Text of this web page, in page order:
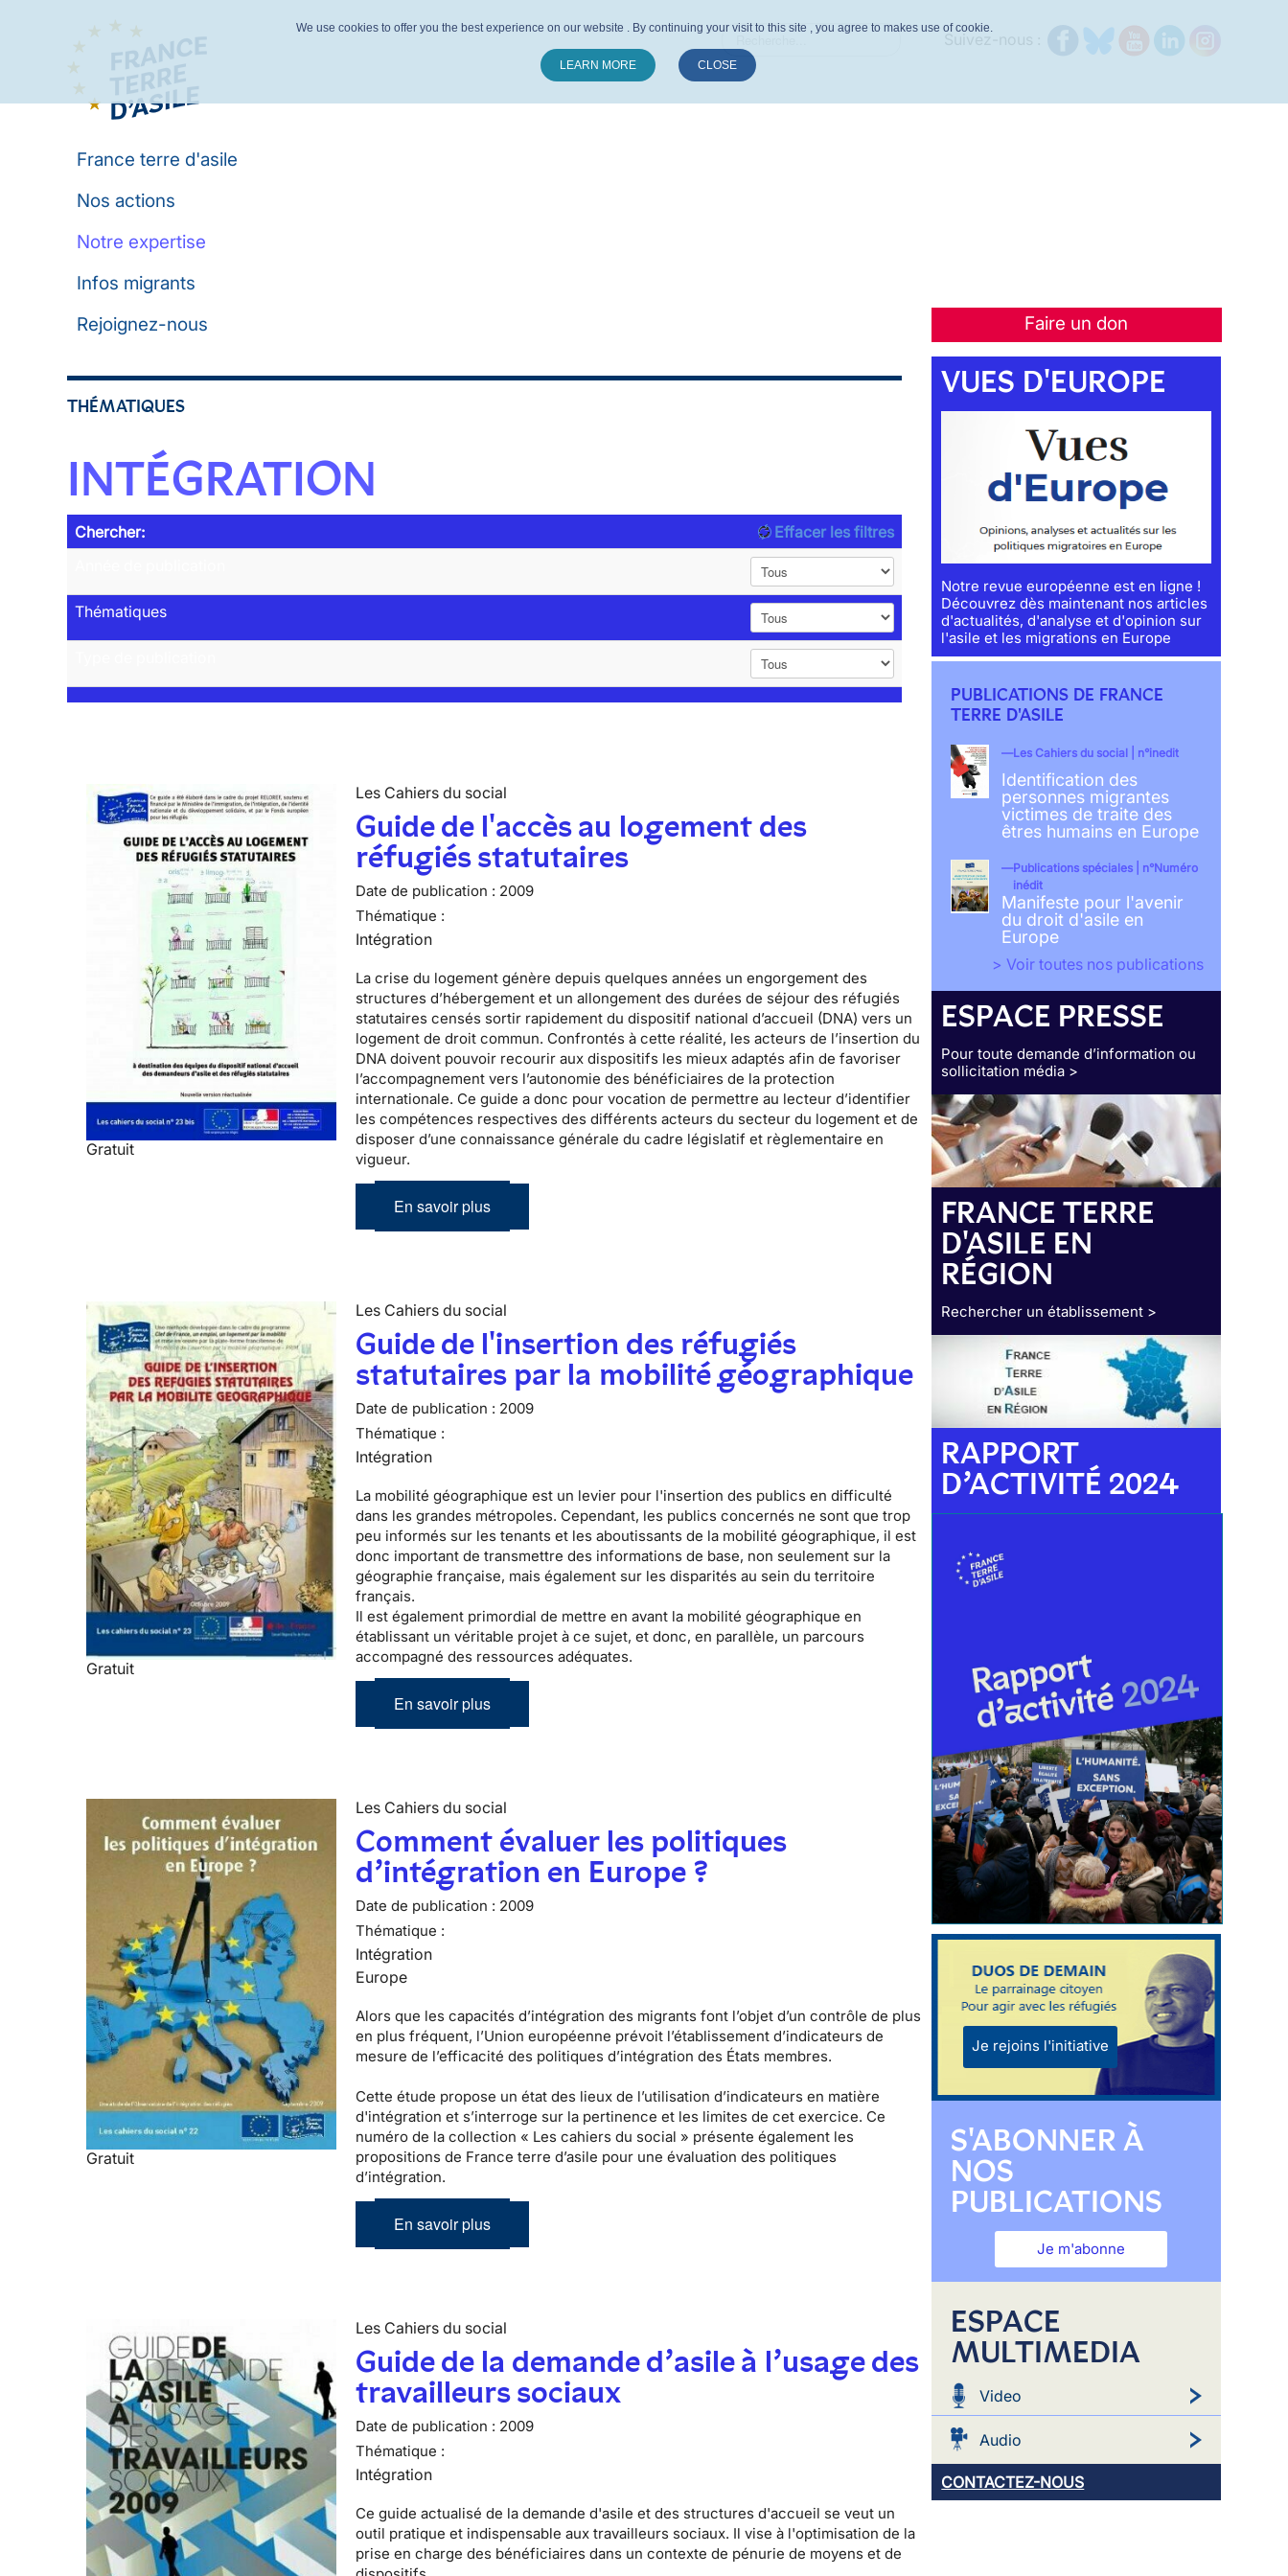
France terre d'asile
Nos actions
Notre expertise
Infos migrants
Faire un don
Rejoignez-nous
THÉMATIQUES
INTÉGRATION
Chercher:
Effacer les filtres
Thématiques
Gratuit
Les Cahiers du social
Guide de l'accès au logement des
réfugiés statutaires
Date de publication : 2009
Thématique :
Intégration
Lacrise du logement génère depuis quelques années un engorgement des
structures d’hébergement et un allongement des durées de séjour des réfugiés
statutaires censés sortir rapidement dudispositif national d’accueil (DNA) vers un
logement de droit commun. Confrontés à cette réalité, les acteurs de l’insertion du
DNA doivent pouvoir recourir aux dispositifs les mieux adaptés afin de favoriser
l’accompagnement vers l’autonomie des bénéficiaires de la protection
internationale. Ce guide a donc pour vocation de permettre au lecteur d’identifier
les compétences respectives des différents acteurs du secteur du logement et de
disposer d’une connaissance générale du cadre législatif et règlementaire en
vigueur.
En savoir plus
Gratuit
Les Cahiers du social
Guide de l'insertion des réfugiés
statutaires par la mobilité géographique
Date de publication : 2009
Thématique :
Intégration
La mobilité géographique est un levier pour l'insertion des publics en difficulté
dans les grandes métropoles. Cependant, les publics concernés ne sont que trop
peu informés sur les tenants et les aboutissants de la mobilité géographique, il est
donc important de transmettre des informations de base, non seulement sur la
géographie française, mais également sur les disparités au sein du territoire
français.
Il est également primordial de mettre en avant la mobilité géographique en
établissant un véritable projet à ce sujet, et donc, en parallèle, un parcours
accompagné des ressources adéquates.
En savoir plus
Gratuit
Les Cahiers du social
Comment évaluer les politiques
d’intégration en Europe ?
Date de publication : 2009
Thématique :
Intégration
Europe
Alors que les capacités d’intégration des migrants font l’objet d’un contrôle de plus
en plus fréquent, l’Union européenne prévoit l’établissement d’indicateurs de
mesure de l’efficacité des politiques d’intégration des États membres.
Cette étude propose un état des lieux de l’utilisation d’indicateurs en matière
d'intégration et s’interroge sur la pertinence et les limites de cet exercice. Ce
numéro de la collection « Les cahiers du social » présente également les
propositions de France terre d’asile pour une évaluation des politiques
d’intégration.
En savoir plus
Les Cahiers du social
Guide de la demande d’asile à l’usage des
travailleurs sociaux
Date de publication : 2009
Thématique :
Intégration
Ce guide actualisé de la demande d'asile et des structures d'accueil se veut un
outil pratique et indispensable aux travailleurs sociaux. Il vise à l'optimisation de la
prise en charge des bénéficiaires dans un contexte de pénurie de moyens et de
VUES D'EUROPE
Notre revue européenne est en ligne !
Découvrez dès maintenant nos articles
d'actualités, d'analyse et d'opinion sur
l'asile et les migrations en Europe
PUBLICATIONS DE FRANCE
TERRE D'ASILE
Les Cahiers du social | n°inedit
Identification des
personnes migrantes
victimes de traite des
êtres humains en Europe
Publications spéciales | n°Numéro
inédit
Manifeste pour l'avenir
du droit d'asile en
Europe
> Voir toutes nos publications
ESPACE PRESSE
Pour toute demande d’information ou
sollicitation média >
FRANCE TERRE
D'ASILE EN
RÉGION
Rechercher un établissement >
RAPPORT
D’ACTIVITÉ 2024
Je rejoins l'initiative
S'ABONNER À
NOS
PUBLICATIONS
Je m'abonne
ESPACE
MULTIMEDIA
Video
Audio
CONTACTEZ-NOUS
We use cookies to offer you the best experience on our website . By continuing your visit to this site , you agree to makes use of cookie.
LEARN MORE CLOSE